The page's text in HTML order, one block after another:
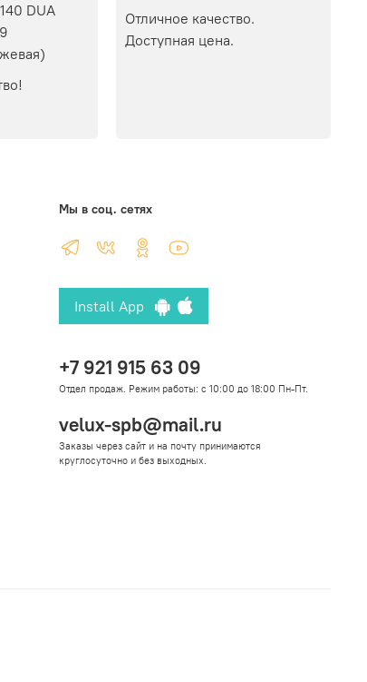
DUA
Отличное качество.
Доступная цена.
Мы в соц. сетях
Install App
+7 921 915 63 09
Отдел продаж. Режим работы: с 10:00 до 18:00 Пн-Пт.
velux-spb@mail.ru
Заказы через сайт и на почту принимаются
круглосуточно и без выходных.